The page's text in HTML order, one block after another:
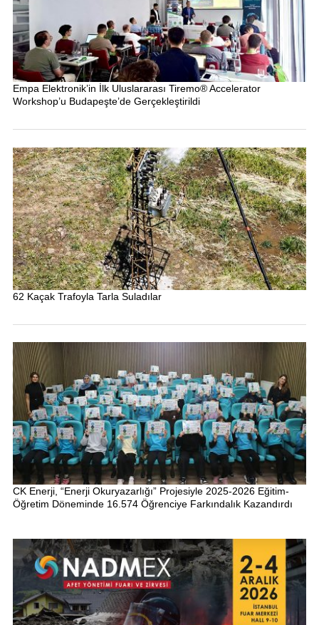
Empa Elektronik’in İlk Uluslararası Tiremo® Accelerator
Workshop’u Budapeşte’de Gerçekleştirildi
62 Kaçak Trafoyla Tarla Suladılar
CK Enerji, “Enerji Okuryazarlığı” Projesiyle 2025-2026 Eğitim-
Öğretim Döneminde 16.574 Öğrenciye Farkındalık Kazandırdı